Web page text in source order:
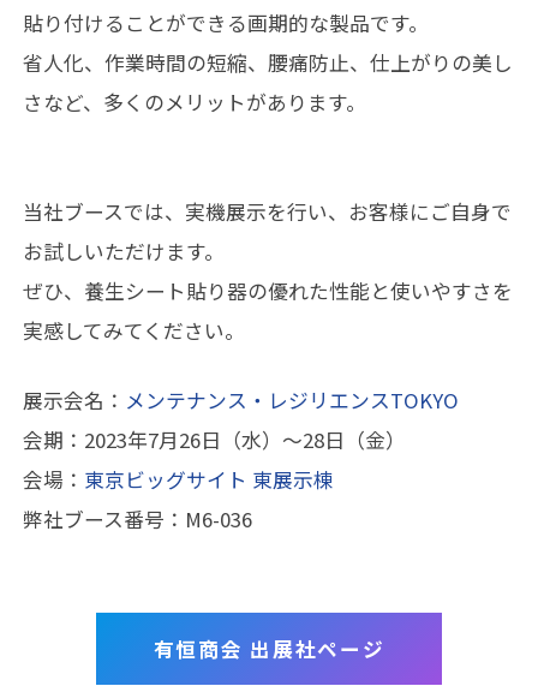
貼り付けることができる画期的な製品です。
省人化、作業時間の短縮、腰痛防止、仕上がりの美し
さなど、多くのメリットがあります。
当社ブースでは、実機展示を行い、お客様にご自身で
お試しいただけます。
ぜひ、養生シート貼り器の優れた性能と使いやすさを
実感してみてください。
展示会名： メンテナンス・レジリエンスTOKYO
会期：2023年7月26日（水）～28日（金）
会場： 東京ビッグサイト 東展示棟
弊社ブース番号：M6-036
有恒商会 出展社ページ